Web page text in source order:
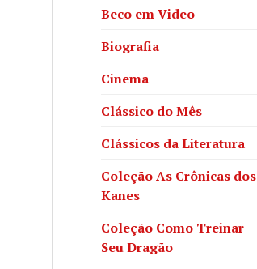
Beco em Video
Biografia
Cinema
Clássico do Mês
Clássicos da Literatura
Coleção As Crônicas dos
Kanes
Coleção Como Treinar
Seu Dragão